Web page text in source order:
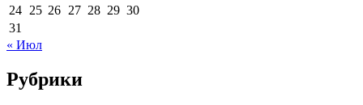
24 25 26 27 28 29 30
31
« Июл
Рубрики